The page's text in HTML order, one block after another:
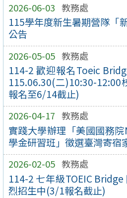
2026-06-03 教務處
115學年度新生暑期營隊「
公告
2026-05-05 教務處
114-2 歡迎報名Toeic
115.06.30(二)10:30-12:00
報名至6/14截止)
2026-04-17 教務處
實踐大學辦理「美國國務
學金研習班」徵選臺灣寄宿
2026-02-05 教務處
114-2 七年級TOEIC
烈招生中(3/1報名截止)